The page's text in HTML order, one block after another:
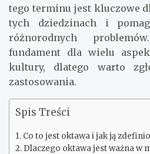
tego terminu jest kluczowe
tych dziedzinach i
różnorodnych
fundament dla wielu
kultury, dlatego warto
zastosowania.
Spis Treści
Co to jest oktawa i jak ją
Dlaczego oktawa jest ważna w